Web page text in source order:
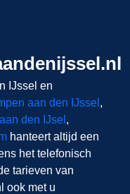
IJssel en
aan den IJssel ,
den IJsel ,
hanteert altijd een
het telefonisch
tarieven van
ook met u